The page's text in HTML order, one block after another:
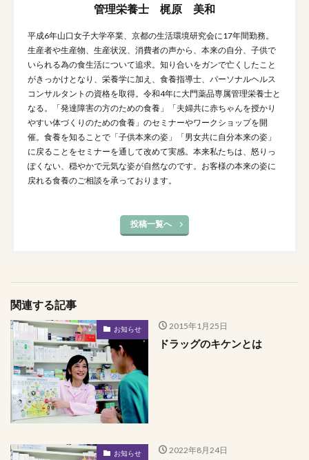
管理栄養士 梶原 美和
平成6年山口女子大学卒業、京都の生活環境研究会に17年間勤務。
生産者や生産物、生産状況、消費者の声から、本来の自分、子供で
いられる為の食生活について追求。知り合いをガンで亡くしたこと
がきっかけとなり、栄養学に加え、食養指導士、パーソナルヘルス
コンサルタントの資格を取得。令和4年に大門薬品専属管理栄養士と
なる。「発達障害の方のための食養」「夫婦共に赤ちゃんを授かり
やすい体づくりのための食養」のセミナーやワークショップを開
催。食養を知ることで「子供本来の姿」「男女共に自分本来の姿」
に戻ることをセミナーを通して改めて実感。本来私たちは、怒りっ
ぽくない、穏やかで元気な姿が自然なのです。お客様の本来の姿に
戻れる食養のご相談を承っております。
投稿一覧へ
関連する記事
お知らせ 2015年1月25日
ドラッグのキケンとは
お知らせ 2022年8月24日